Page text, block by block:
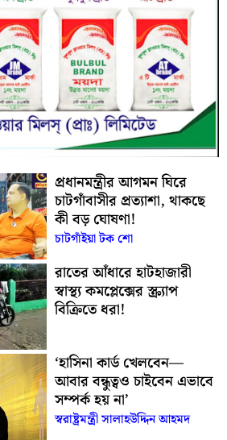
প্রধানমন্ত্রীর আগমন ঘিরে
চাটগাঁবাসীর প্রত্যাশা, থাকছে
কী বড় ঘোষণা!
চাটগাঁইয়া টক শো
রাতের আঁধারে হাটহাজারী
স্বাস্থ্য কমপ্লেক্সের স্ক্র্যাপ
বিক্রিতে ধরা!
‘হাসিনা কার্ড খেলবেন—
আবার বন্ধুত্বও চাইবেন এভাবে
সম্পর্ক হয় না’
স্বরাষ্ট্রমন্ত্রী সালাহউদ্দিন আহমদ